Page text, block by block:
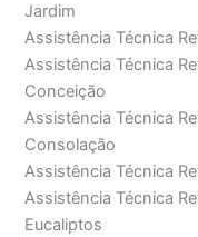
Jardim
Assistência Técnica
Assistência Técnica
Conceição
Assistência Técnica
Consolação
Assistência Técnica
Assistência Técnica
Eucaliptos